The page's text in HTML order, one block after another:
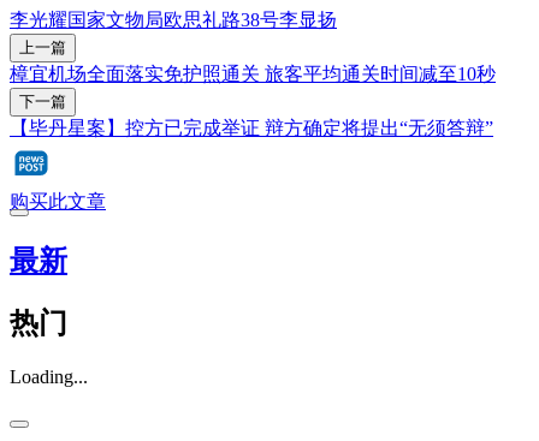
李光耀国家文物局欧思礼路38号李显扬
上一篇
樟宜机场全面落实免护照通关 旅客平均通关时间减至10秒
下一篇
【毕丹星案】控方已完成举证 辩方确定将提出“无须答辩”
购买此文章
最新
热门
Loading...